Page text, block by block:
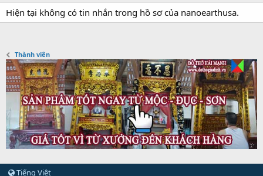
Hiện tại không có tin nhắn trong hồ sơ của nanoearthusa.
Thành viên
Tiếng Việt